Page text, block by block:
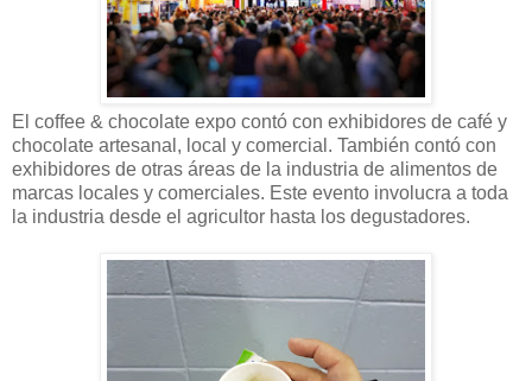
El coffee & chocolate expo contó con exhibidores de café y
chocolate artesanal, local y comercial. También contó con
exhibidores de otras áreas de la industria de alimentos de
marcas locales y comerciales. Este evento involucra a toda
la industria desde el agricultor hasta los degustadores.